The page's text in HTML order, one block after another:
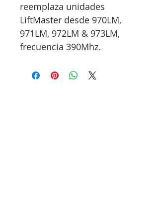
reemplaza unidades
LiftMaster desde 970LM,
971LM, 972LM & 973LM,
frecuencia 390Mhz.